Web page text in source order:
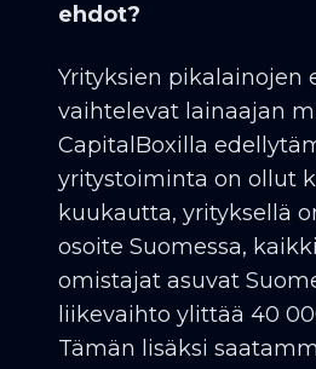
ehdot?
Yrityksien pikalainojen
vaihtelevat lainaajan
CapitalBoxilla
yritystoiminta on ollut
kuukautta, yrityksellä
osoite Suomessa,
omistajat asuvat
liikevaihto ylittää 40
Tämän lisäksi